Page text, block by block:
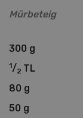
Mürbeteig
300 g
1/2 TL
80 g
50 g